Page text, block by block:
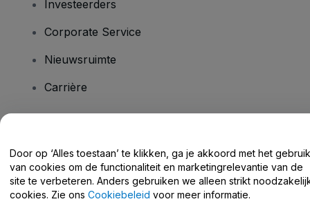
Investeerders
Corporate Service
Nieuwsruimte
Carrière
Helpcentrum / Neem Contact Met Ons Op
Door op ‘Alles toestaan’ te klikken, ga je akkoord met het gebruik
van cookies om de functionaliteit en marketingrelevantie van de
site te verbeteren. Anders gebruiken we alleen strikt
cookies. Zie ons Cookiebeleid voor meer informatie.